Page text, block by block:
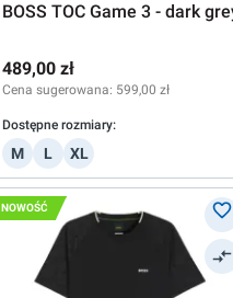
BOSS TOC Game 3 - dark
489,00 zł
Cena sugerowana: 599,00 zł
Dostępne rozmiary:
M L XL
NOWOŚĆ